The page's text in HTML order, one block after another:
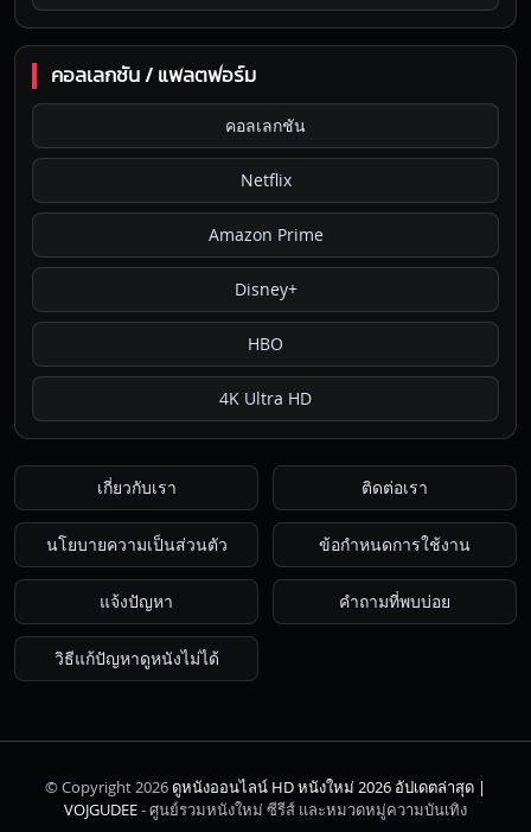
คอลเลกชัน / แพลตฟอร์ม
คอลเลกชัน
Netflix
Amazon Prime
Disney+
HBO
4K Ultra HD
เกี่ยวกับเรา ติดต่อเรา
นโยบายความเป็นส่วนตัว ข้อกำหนดการใช้งาน
แจ้งปัญหา คำถามที่พบบ่อย
วิธีแก้ปัญหาดูหนังไม่ได้
© Copyright 2026ดูหนังออนไลน์ HD หนังใหม่ 2026 อัปเดตล่าสุด |
VOJGUDEE- ศูนย์รวมหนังใหม่ ซีรีส์ และหมวดหมู่ความบันเทิง
ค้นหา